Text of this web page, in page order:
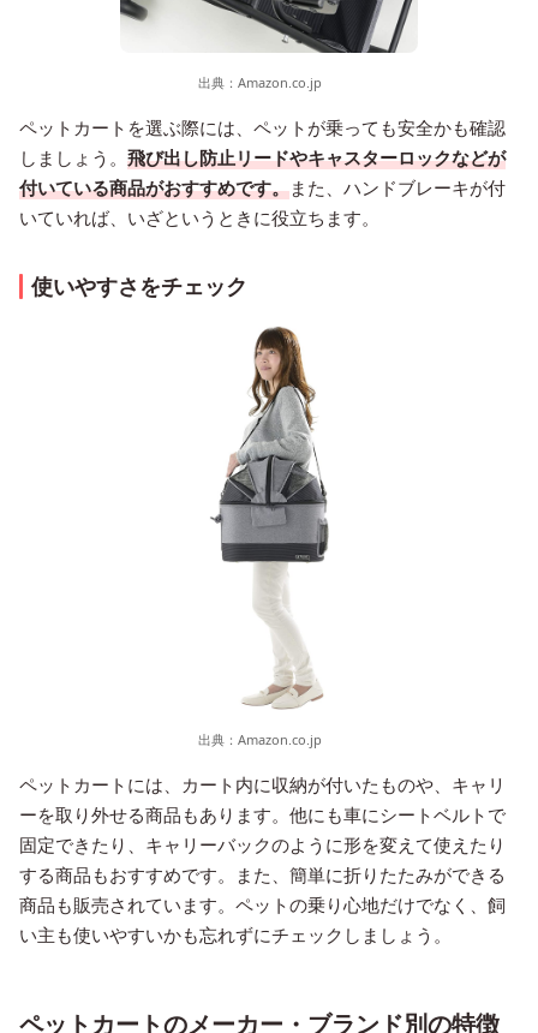
出典： Amazon.co.jp
ペットカートを選ぶ際には、ペットが乗っても安全かも確認
しましょう。 飛び出し防止リードやキャスターロックなどが
付いている商品がおすすめです。また、ハンドブレーキが付
いていれば、いざというときに役立ちます。
使いやすさをチェック
出典： Amazon.co.jp
ペットカートには、カート内に収納が付いたものや、キャリ
ーを取り外せる商品もあります。他にも車にシートベルトで
固定できたり、キャリーバックのように形を変えて使えたり
する商品もおすすめです。また、簡単に折りたたみができる
商品も販売されています。ペットの乗り心地だけでなく、飼
い主も使いやすいかも忘れずにチェックしましょう。
ペットカートのメーカー・ブランド別の特徴